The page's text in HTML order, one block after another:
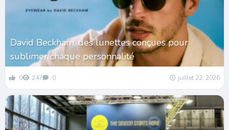
David Beckham, des lunettes conçues pour
sublimer chaque personnalité
0 247 0 juillet 22, 2026